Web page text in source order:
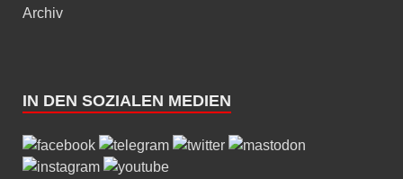
Archiv
IN DEN SOZIALEN MEDIEN